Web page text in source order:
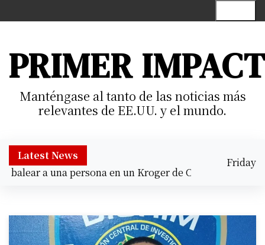
k
PRIMER
Manténgase al tanto de las noticias más
relevantes de EE.UU. y el mundo.
Latest News
a una persona en un Kroger de Cypress |
Prisión
Friday